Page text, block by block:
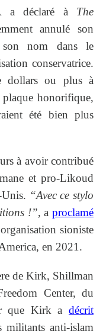
a déclaré à The
annulé son
nom dans le
conservatrice.
dollars ou plus à
honorifique,
été bien plus
à avoir contribué
et pro-Likoud
“Avec ce stylo
!”, aproclamé
sioniste
en 2021.
de Kirk, Shillman
Center, du
que Kirk a décrit
militants anti-islam